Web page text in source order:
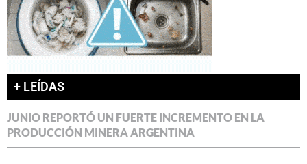
+ LEÍDAS
JUNIO REPORTÓ UN FUERTE INCREMENTO EN LA
PRODUCCIÓN MINERA ARGENTINA